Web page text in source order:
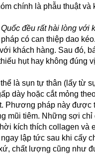
chính là phẫu thuật và
đều rất hài lòng với
có can thiệp dao
khách hàng. Sau đó,
hụt hay không đúng
là sụn tự thân (lấy từ
dày hoặc cắt mỏng
Phương pháp này được
mũi tiêm. Những sợi
kích thích collagen và
lập tức sau khi cấy
chất lượng cũng như